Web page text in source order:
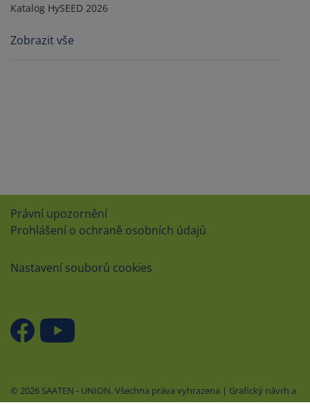
Katalog HySEED 2026
Zobrazit vše
Právní upozornění
Prohlášení o ochraně osobních údajů
Nastavení souborů cookies
© 2026 SAATEN - UNION. Všechna práva vyhrazena | Grafický návrh a